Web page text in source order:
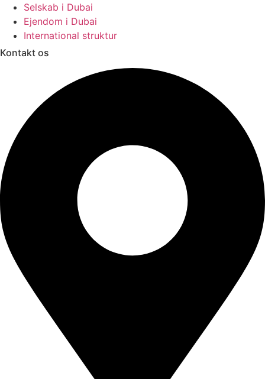
Selskab i Dubai
Ejendom i Dubai
International struktur
Kontakt os